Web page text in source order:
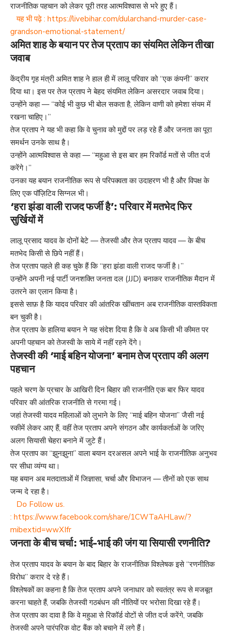
राजनीतिक पहचान को लेकर पूरी तरह आत्मविश्वास से भरे हुए हैं।
यह भी पढ़े : https://livebihar.com/dularchand-murder-case-
grandson-emotional-statement/
अमित शाह के बयान पर तेज प्रताप का संयमित लेकिन तीखा
जवाब
केंद्रीय गृह मंत्री अमित शाह ने हाल ही में लालू परिवार को “एक कंपनी” करार
दिया था। इस पर तेज प्रताप ने बेहद संयमित लेकिन असरदार जवाब दिया।
उन्होंने कहा — “कोई भी कुछ भी बोल सकता है, लेकिन वाणी को हमेशा संयम में
रखना चाहिए।”
तेज प्रताप ने यह भी कहा कि वे चुनाव को मुद्दों पर लड़ रहे हैं और जनता का पूरा
समर्थन उनके साथ है।
उन्होंने आत्मविश्वास से कहा — “महुआ से इस बार हम रिकॉर्ड मतों से जीत दर्ज
करेंगे।”
उनका यह बयान राजनीतिक रूप से परिपक्वता का उदाहरण भी है और विपक्ष के
लिए एक पॉज़िटिव सिग्नल भी।
‘हरा झंडा वाली राजद फर्जी है’: परिवार में मतभेद फिर
सुर्खियों में
लालू प्रसाद यादव के दोनों बेटे — तेजस्वी और तेज प्रताप यादव — के बीच
मतभेद किसी से छिपे नहीं हैं।
तेज प्रताप पहले ही कह चुके हैं कि “हरा झंडा वाली राजद फर्जी है।”
उन्होंने अपनी नई पार्टी जनशक्ति जनता दल (JJD) बनाकर राजनीतिक मैदान में
उतरने का एलान किया है।
इससे साफ़ है कि यादव परिवार की आंतरिक खींचतान अब राजनीतिक वास्तविकता
बन चुकी है।
तेज प्रताप के हालिया बयान ने यह संदेश दिया है कि वे अब किसी भी कीमत पर
अपनी पहचान को तेजस्वी के साये में नहीं रहने देंगे।
तेजस्वी की ‘माई बहिन योजना’ बनाम तेज प्रताप की अलग
पहचान
पहले चरण के प्रचार के आखिरी दिन बिहार की राजनीति एक बार फिर यादव
परिवार की आंतरिक राजनीति से गरमा गई।
जहां तेजस्वी यादव महिलाओं को लुभाने के लिए “माई बहिन योजना” जैसी नई
स्कीमें लेकर आए हैं, वहीं तेज प्रताप अपने संगठन और कार्यकर्ताओं के जरिए
अलग सियासी चेहरा बनाने में जुटे हैं।
तेज प्रताप का “झुनझुना” वाला बयान दरअसल अपने भाई के राजनीतिक अनुभव
पर सीधा व्यंग्य था।
यह बयान अब मतदाताओं में जिज्ञासा, चर्चा और विभाजन — तीनों को एक साथ
जन्म दे रहा है।
Do Follow us.
: https://www.facebook.com/share/1CWTaAHLaw/?
mibextid=wwXIfr
जनता के बीच चर्चा: भाई-भाई की जंग या सियासी रणनीति?
तेज प्रताप यादव के बयान के बाद बिहार के राजनीतिक विश्लेषक इसे “रणनीतिक
विरोध” करार दे रहे हैं।
विश्लेषकों का कहना है कि तेज प्रताप अपने जनाधार को स्वतंत्र रूप से मजबूत
करना चाहते हैं, जबकि तेजस्वी गठबंधन की नीतियों पर भरोसा दिखा रहे हैं।
तेज प्रताप का दावा है कि वे महुआ से रिकॉर्ड वोटों से जीत दर्ज करेंगे, जबकि
तेजस्वी अपने पारंपरिक वोट बैंक को बचाने में लगे हैं।